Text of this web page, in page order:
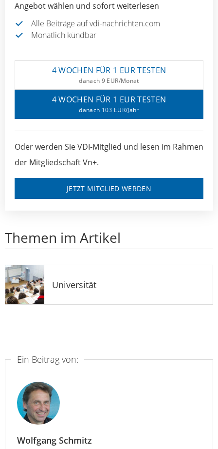
Angebot wählen und sofort weiterlesen
Alle Beiträge auf vdi-nachrichten.com
Monatlich kündbar
4 WOCHEN FÜR 1 EUR TESTEN
danach 9 EUR/Monat
4 WOCHEN FÜR 1 EUR TESTEN
danach 103 EUR/Jahr
Oder werden Sie VDI-Mitglied und lesen im Rahmen
der Mitgliedschaft Vn+.
JETZT MITGLIED WERDEN
Themen im Artikel
Universität
Ein Beitrag von:
Wolfgang Schmitz